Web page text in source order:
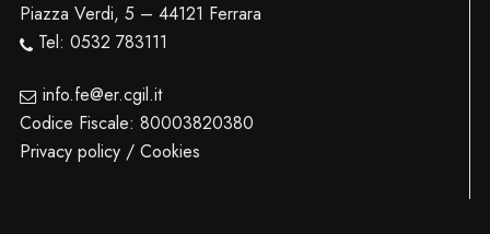
Piazza Verdi, 5 – 44121 Ferrara
Tel: 0532 783111
info.fe@er.cgil.it
Codice Fiscale: 80003820380
Privacy policy / Cookies